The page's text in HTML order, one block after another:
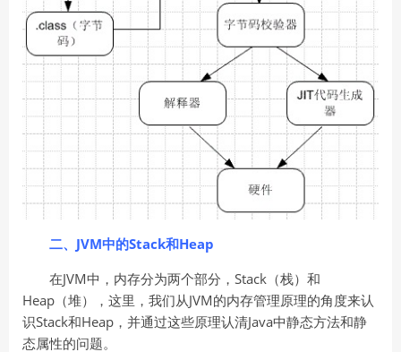
二、JVM中的Stack和Heap
在JVM中，内存分为两个部分，Stack（栈）和
Heap（堆），这里，我们从JVM的内存管理原理的角度来认
识Stack和Heap，并通过这些原理认清Java中静态方法和静
态属性的问题。